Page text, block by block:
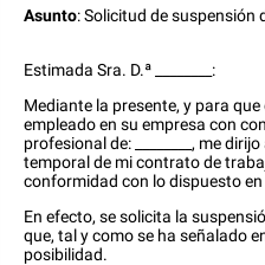
Asunto: Solicitud de
Estimada Sra. D.ª
:
Mediante la presente, y para
empleado en su empresa con
profesional de:
, me
temporal de mi contrato de
conformidad con lo dispuesto
En efecto, se solicita la
que, tal y como se ha señalado
posibilidad.